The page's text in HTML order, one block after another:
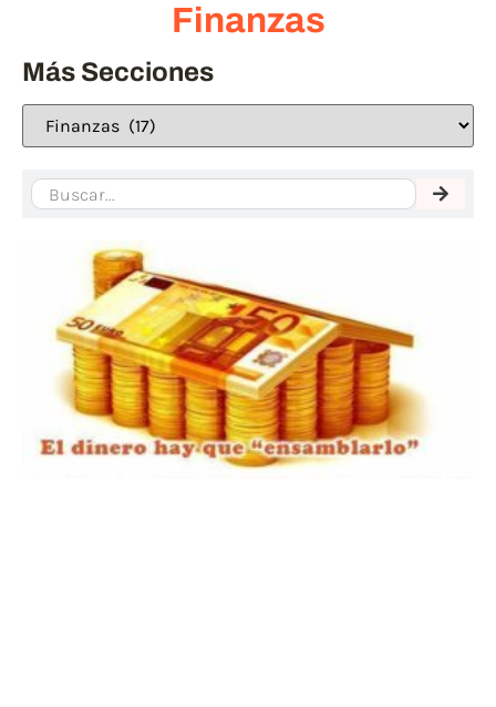
Finanzas
Más Secciones